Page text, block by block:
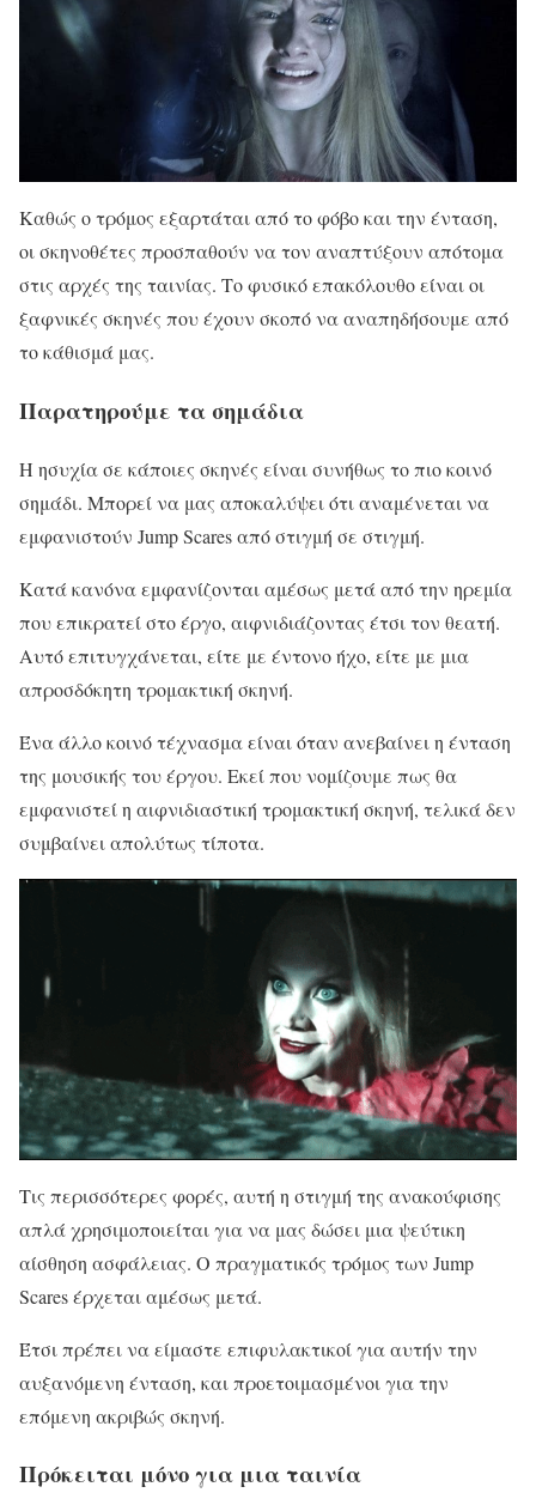
Καθώς ο τρόμος εξαρτάται από το φόβο και την ένταση,
οι σκηνοθέτες προσπαθούν να τον αναπτύξουν απότομα
στις αρχές της ταινίας. Το φυσικό επακόλουθο είναι οι
ξαφνικές σκηνές που έχουν σκοπό να αναπηδήσουμε από
το κάθισμά μας.
Παρατηρούμε τα σημάδια
Η ησυχία σε κάποιες σκηνές είναι συνήθως το πιο κοινό
σημάδι. Μπορεί να μας αποκαλύψει ότι αναμένεται να
εμφανιστούν Jump Scares από στιγμή σε στιγμή.
Κατά κανόνα εμφανίζονται αμέσως μετά από την ηρεμία
που επικρατεί στο έργο, αιφνιδιάζοντας έτσι τον θεατή.
Αυτό επιτυγχάνεται, είτε με έντονο ήχο, είτε με μια
απροσδόκητη τρομακτική σκηνή.
Ένα άλλο κοινό τέχνασμα είναι όταν ανεβαίνει η ένταση
της μουσικής του έργου. Εκεί που νομίζουμε πως θα
εμφανιστεί η αιφνιδιαστική τρομακτική σκηνή, τελικά δεν
συμβαίνει απολύτως τίποτα.
Τις περισσότερες φορές, αυτή η στιγμή της ανακούφισης
απλά χρησιμοποιείται για να μας δώσει μια ψεύτικη
αίσθηση ασφάλειας. Ο πραγματικός τρόμος των Jump
Scares έρχεται αμέσως μετά.
Έτσι πρέπει να είμαστε επιφυλακτικοί για αυτήν την
αυξανόμενη ένταση, και προετοιμασμένοι για την
επόμενη ακριβώς σκηνή.
Πρόκειται μόνο για μια ταινία